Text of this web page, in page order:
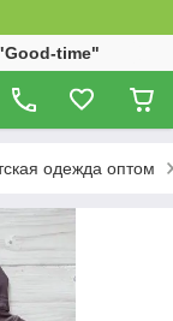
time"
одежда оптом